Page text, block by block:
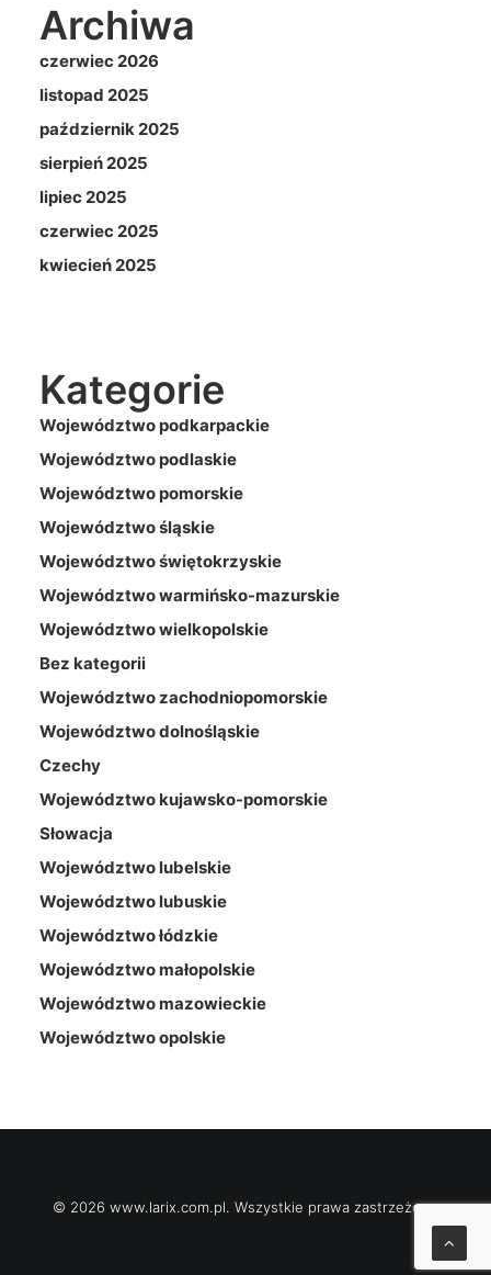
Archiwa
czerwiec 2026
listopad 2025
październik 2025
sierpień 2025
lipiec 2025
czerwiec 2025
kwiecień 2025
Kategorie
Województwo podkarpackie
Województwo podlaskie
Województwo pomorskie
Województwo śląskie
Województwo świętokrzyskie
Województwo warmińsko-mazurskie
Województwo wielkopolskie
Bez kategorii
Województwo zachodniopomorskie
Województwo dolnośląskie
Czechy
Województwo kujawsko-pomorskie
Słowacja
Województwo lubelskie
Województwo lubuskie
Województwo łódzkie
Województwo małopolskie
Województwo mazowieckie
Województwo opolskie
© 2026 www.larix.com.pl. Wszystkie prawa zastrzeżone